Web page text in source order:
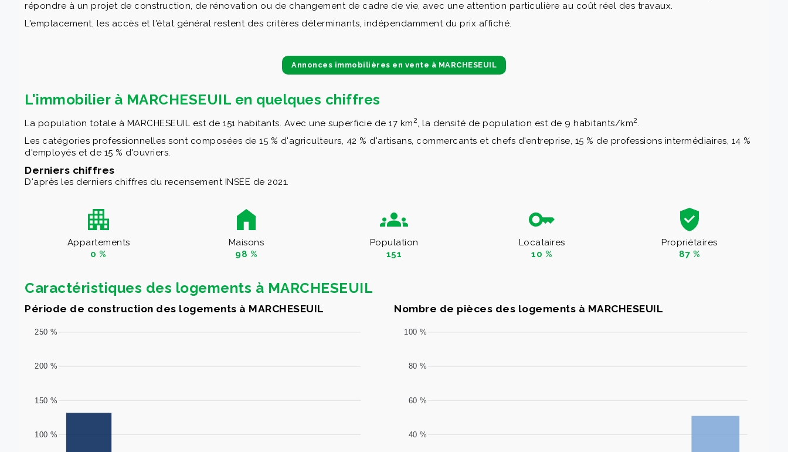
répondre à un projet de construction, de rénovation ou de changement de cadre de vie, avec une attention particulière au coût réel des travaux.
L'emplacement, les accès et l'état général restent des critères déterminants, indépendamment du prix affiché.
Annonces immobilières en vente à MARCHESEUIL
L'immobilier à MARCHESEUIL en quelques chiffres
La population totale à MARCHESEUIL est de 151 habitants. Avec une superficie de 17 km2, la densité de population est de 9 habitants/km2.
Les catégories professionnelles sont composées de 15 % d'agriculteurs, 42 % d'artisans, commercants et chefs d'entreprise, 15 % de professions intermédiaires, 14 %
d'employés et de 15 % d'ouvriers.
Derniers chiffres
D'après les derniers chiffres du recensement INSEE de 2021.
Appartements
0 %
Maisons
98 %
Population
151
Locataires
10 %
Propriétaires
87 %
Caractéristiques des logements à MARCHESEUIL
Période de construction des logements à MARCHESEUIL
250 %
200 %
150 %
100 %
Nombre de pièces des logements à MARCHESEUIL
100 %
80 %
60 %
40 %